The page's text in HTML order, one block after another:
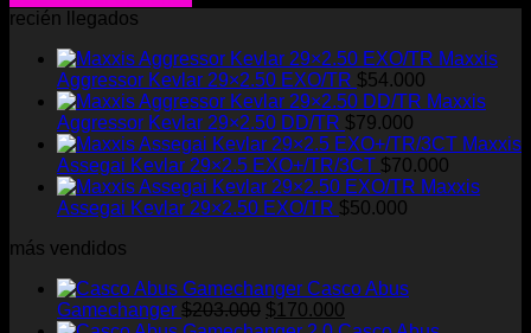
Este
tiene
múltiples
variantes.
opciones
pueden
la
producto
recién llegados
Maxxis
Aggressor Kevlar 29×2.50 EXO/TR $54.000
Maxxis
Aggressor Kevlar 29×2.50 DD/TR $79.000
Maxxis
Assegai Kevlar 29×2.5 EXO+/TR/3CT $70.000
Maxxis
Assegai Kevlar 29×2.50 EXO/TR $50.000
más vendidos
Casco Abus
Gamechanger $203.000 El
$170.000